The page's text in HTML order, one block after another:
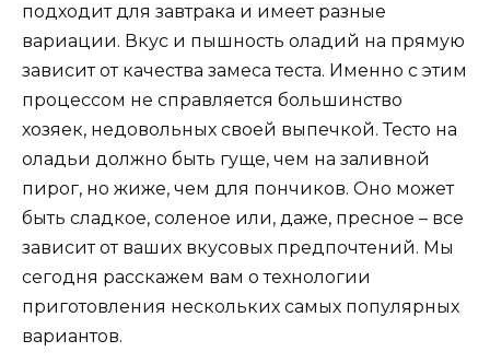
подходит для завтрака и имеет разные
вариации. Вкус и пышность оладий на прямую
зависит от качества замеса теста. Именно с этим
процессом не справляется большинство
хозяек, недовольных своей выпечкой. Тесто на
оладьи должно быть гуще, чем на заливной
пирог, но жиже, чем для пончиков. Оно может
быть сладкое, соленое или, даже, пресное – все
зависит от ваших вкусовых предпочтений. Мы
сегодня расскажем вам о технологии
приготовления нескольких самых популярных
вариантов.